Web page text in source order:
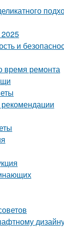
и
время ремонта